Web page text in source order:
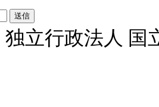
独立行政法人 国